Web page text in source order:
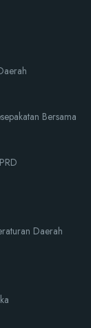
Bersama
Daerah